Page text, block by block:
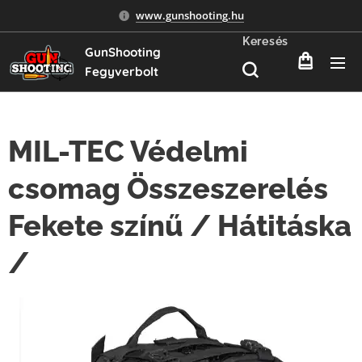
www.gunshooting.hu
GunShooting
Fegyverbolt
Keresés
MIL-TEC Védelmi
csomag Összeszerelés
Fekete színű / Hátitáska
/